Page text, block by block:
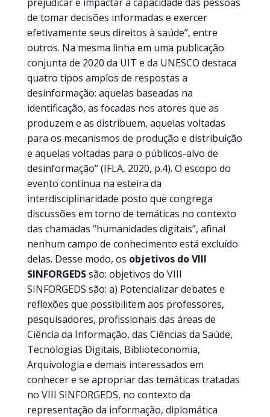
de tomar decisões informadas e exercer
efetivamente seus direitos à saúde”, entre
outros. Na mesma linha em uma publicação
conjunta de 2020 da UIT e da UNESCO destaca
quatro tipos amplos de respostas a
desinformação: aquelas baseadas na
identificação, as focadas nos atores que as
produzem e as distribuem, aquelas voltadas
para os mecanismos de produção e distribuição
e aquelas voltadas para o públicos-alvo de
desinformação” (IFLA, 2020, p.4). O escopo do
evento continua na esteira da
interdisciplinaridade posto que congrega
discussões em torno de temáticas no contexto
das chamadas “humanidades digitais”, afinal
nenhum campo de conhecimento está excluído
delas. Desse modo, os objetivos do VIII
SINFORGEDSsão: objetivos do VIII
SINFORGEDS são: a) Potencializar debates e
reflexões que possibilitem aos professores,
pesquisadores, profissionais das áreas de
Ciência da Informação, das Ciências da Saúde,
Tecnologias Digitais, Biblioteconomia,
Arquivologia e demais interessados em
conhecer e se apropriar das temáticas tratadas
no VIII SINFORGEDS, no contexto da
representação da informação, diplomática